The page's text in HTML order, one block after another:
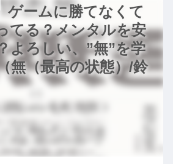
ゲームに勝てなくて
てる？メンタルを安
よろしい、”無”を学
無（最高の状態）/鈴